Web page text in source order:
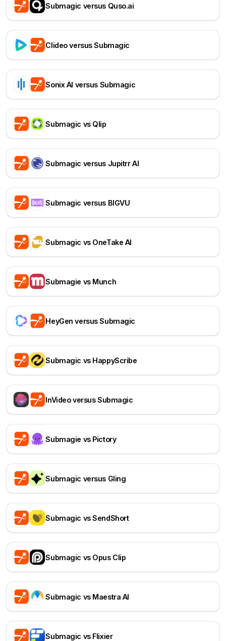
Submagic versus Quso.ai
Clideo versus Submagic
Sonix AI versus Submagic
Submagic vs Qlip
Submagic versus Jupitrr AI
Submagic versus BIGVU
Submagic vs OneTake AI
Submagie vs Munch
HeyGen versus Submagic
Submagic vs HappyScribe
InVideo versus Submagic
Submagie vs Pictory
Submagic versus Gling
Submagic vs SendShort
Submagic vs Opus Clip
Submagic vs Maestra AI
Submagic vs Flixier